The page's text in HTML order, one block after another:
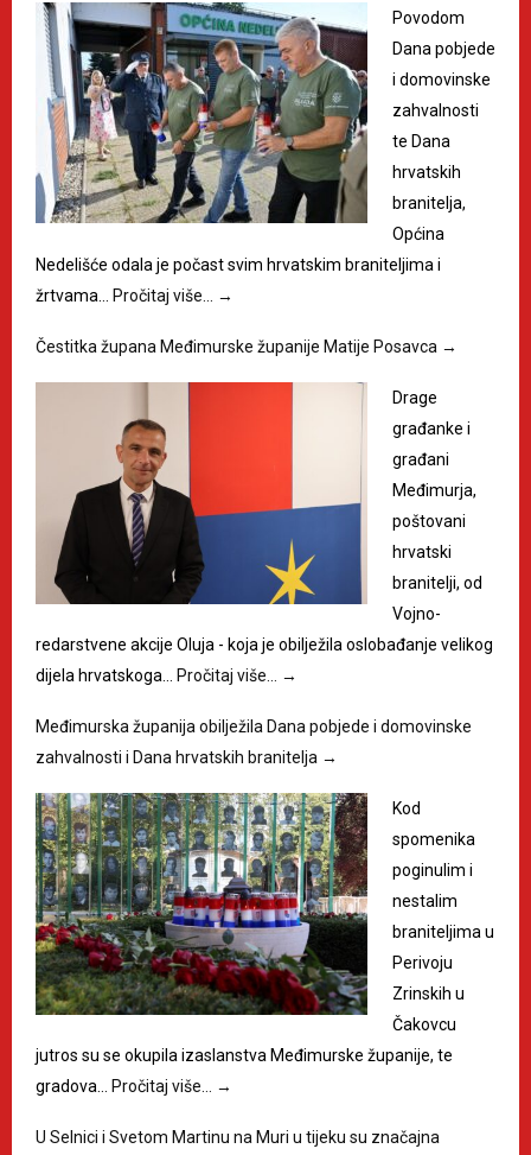
Povodom
Dana pobjede
i domovinske
zahvalnosti
te Dana
hrvatskih
branitelja,
Općina
Nedelišće odala je počast svim hrvatskim braniteljima i
žrtvama…
Pročitaj više… →
Čestitka župana Međimurske županije Matije Posavca →
Drage
građanke i
građani
Međimurja,
poštovani
hrvatski
branitelji, od
Vojno-
redarstvene akcije Oluja - koja je obilježila oslobađanje velikog
dijela hrvatskoga…
Pročitaj više… →
Međimurska županija obilježila Dana pobjede i domovinske
zahvalnosti i Dana hrvatskih branitelja →
Kod
spomenika
poginulim i
nestalim
braniteljima u
Perivoju
Zrinskih u
Čakovcu
jutros su se okupila izaslanstva Međimurske županije, te
gradova…
Pročitaj više… →
U Selnici i Svetom Martinu na Muri u tijeku su značajna